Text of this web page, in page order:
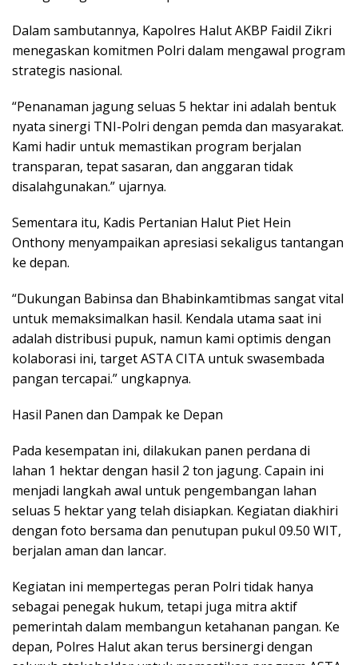
Dalam sambutannya, Kapolres Halut AKBP Faidil Zikri
menegaskan komitmen Polri dalam mengawal program
strategis nasional.
“Penanaman jagung seluas 5 hektar ini adalah bentuk
nyata sinergi TNI-Polri dengan pemda dan masyarakat.
Kami hadir untuk memastikan program berjalan
transparan, tepat sasaran, dan anggaran tidak
disalahgunakan.” ujarnya.
Sementara itu, Kadis Pertanian Halut Piet Hein
Onthony menyampaikan apresiasi sekaligus tantangan
ke depan.
“Dukungan Babinsa dan Bhabinkamtibmas sangat vital
untuk memaksimalkan hasil. Kendala utama saat ini
adalah distribusi pupuk, namun kami optimis dengan
kolaborasi ini, target ASTA CITA untuk swasembada
pangan tercapai.” ungkapnya.
Hasil Panen dan Dampak ke Depan
Pada kesempatan ini, dilakukan panen perdana di
lahan 1 hektar dengan hasil 2 ton jagung. Capain ini
menjadi langkah awal untuk pengembangan lahan
seluas 5 hektar yang telah disiapkan. Kegiatan diakhiri
dengan foto bersama dan penutupan pukul 09.50 WIT,
berjalan aman dan lancar.
Kegiatan ini mempertegas peran Polri tidak hanya
sebagai penegak hukum, tetapi juga mitra aktif
pemerintah dalam membangun ketahanan pangan. Ke
depan, Polres Halut akan terus bersinergi dengan